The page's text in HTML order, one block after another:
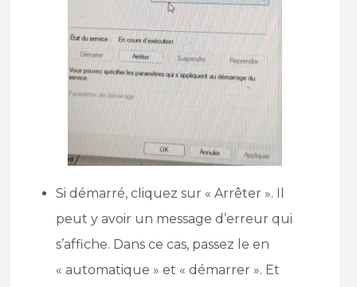
Si démarré, cliquez sur « Arrêter ». Il
peut y avoir un message d’erreur qui
s’affiche. Dans ce cas, passez le en
« automatique » et « démarrer ». Et